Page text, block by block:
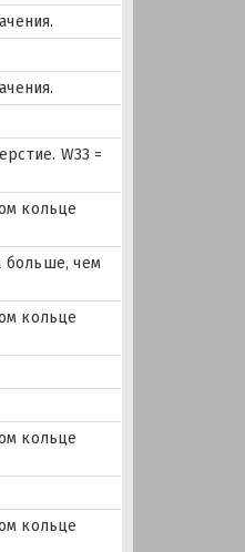
W33 =
кольце
больше, чем
кольце
кольце
кольце